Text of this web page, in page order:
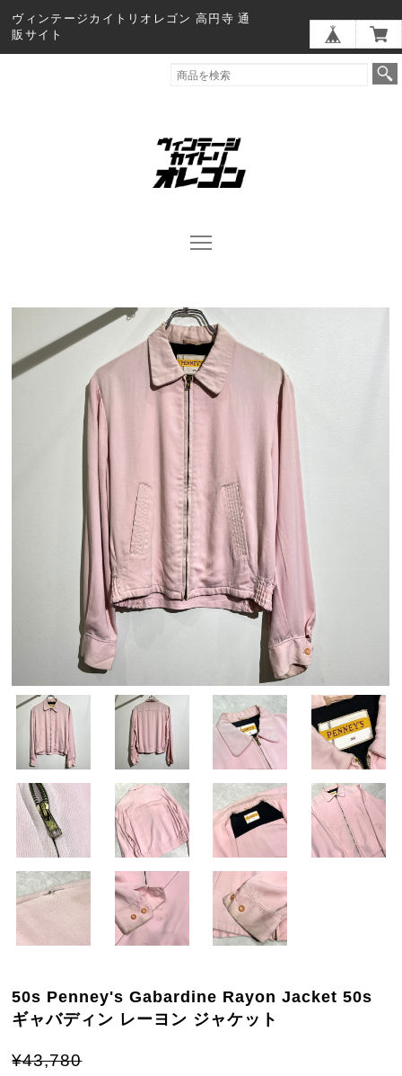
ヴィンテージカイトリオレゴン 高円寺 通
販サイト
50s Penney's Gabardine Rayon Jacket 50s
ギャバディン レーヨン ジャケット
¥43,780